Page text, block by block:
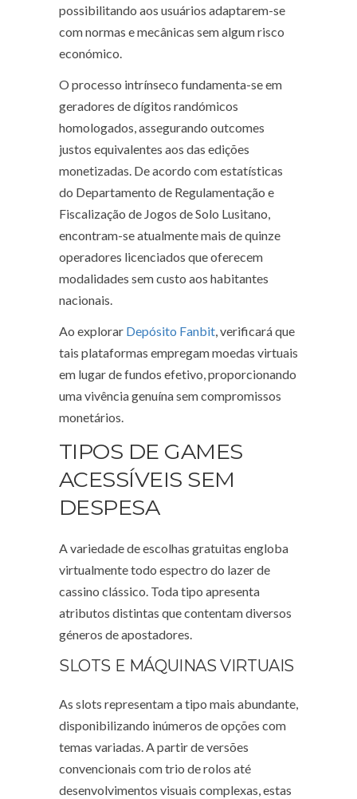
possibilitando aos usuários adaptarem-se
com normas e mecânicas sem algum risco
económico.
O processo intrínseco fundamenta-se em
geradores de dígitos randómicos
homologados, assegurando outcomes
justos equivalentes aos das edições
monetizadas. De acordo com estatísticas
do Departamento de Regulamentação e
Fiscalização de Jogos de Solo Lusitano,
encontram-se atualmente mais de quinze
operadores licenciados que oferecem
modalidades sem custo aos habitantes
nacionais.
Ao explorar Depósito Fanbit, verificará que
tais plataformas empregam moedas virtuais
em lugar de fundos efetivo, proporcionando
uma vivência genuína sem compromissos
monetários.
TIPOS DE GAMES
ACESSÍVEIS SEM
DESPESA
A variedade de escolhas gratuitas engloba
virtualmente todo espectro do lazer de
cassino clássico. Toda tipo apresenta
atributos distintas que contentam diversos
géneros de apostadores.
SLOTS E MÁQUINAS VIRTUAIS
As slots representam a tipo mais abundante,
disponibilizando inúmeros de opções com
temas variadas. A partir de versões
convencionais com trio de rolos até
desenvolvimentos visuais complexas, estas